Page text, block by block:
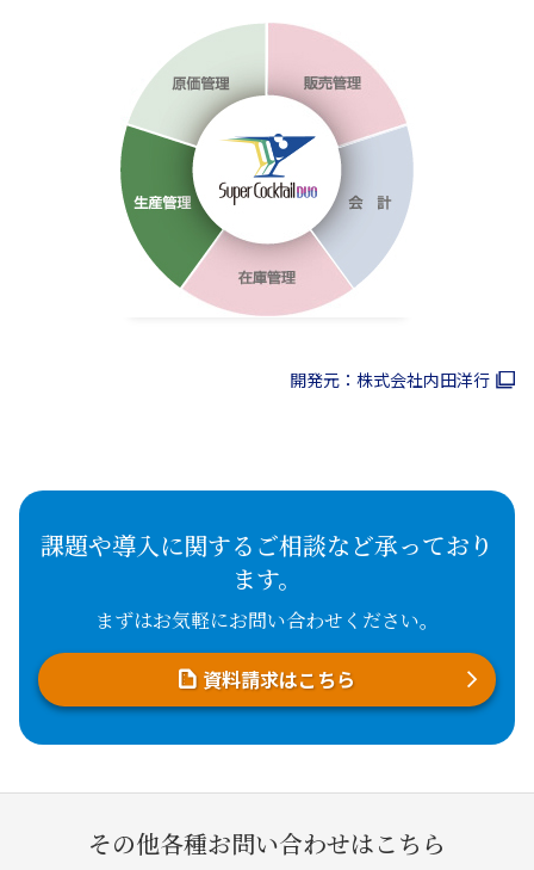
開発元：株式会社内田洋行
課題や導入に関するご相談など承っており
ます。
まずはお気軽にお問い合わせください。
資料請求はこちら
その他各種お問い合わせはこちら